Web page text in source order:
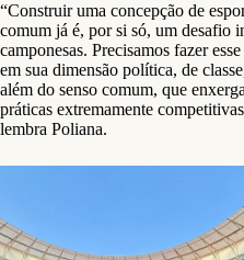
“Construir uma concepção de
comum já é, por si só, um desafio
camponesas. Precisamos fazer
em sua dimensão política, de
além do senso comum, que
práticas extremamente
lembra Poliana.